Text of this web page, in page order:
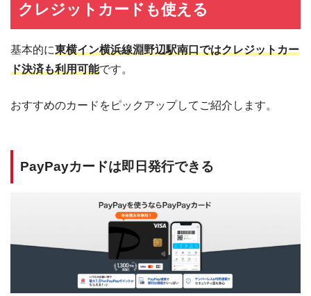
クレジットカードも使える
基本的に東横イン横浜線淵野辺駅南口ではクレジットカー
ド決済も利用可能です。
おすすめのカードをピックアップしてご紹介します。
PayPayカードは即日発行できる